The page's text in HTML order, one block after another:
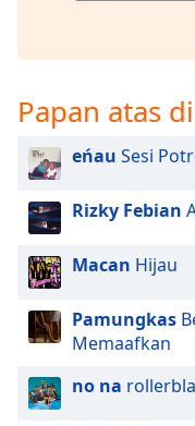
Papan atas
eńau Sesi
Rizky Febian
Macan Hijau
Pamungkas
Memaafkan
no na